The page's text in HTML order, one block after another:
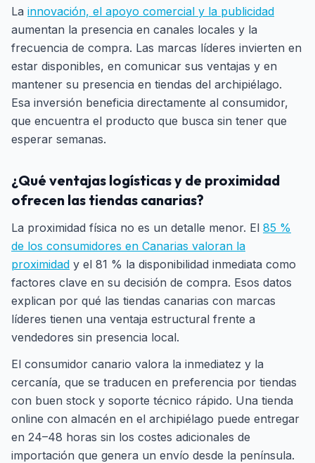
La innovación, el apoyo comercial y la publicidad
aumentan la presencia en canales locales y la
frecuencia de compra. Las marcas líderes invierten en
estar disponibles, en comunicar sus ventajas y en
mantener su presencia en tiendas del archipiélago.
Esa inversión beneficia directamente al consumidor,
que encuentra el producto que busca sin tener que
esperar semanas.
¿Qué ventajas logísticas y de proximidad
ofrecen las tiendas canarias?
La proximidad física no es un detalle menor. El 85 %
de los consumidores en Canarias valoran la
proximidad y el 81 % la disponibilidad inmediata como
factores clave en su decisión de compra. Esos datos
explican por qué las tiendas canarias con marcas
líderes tienen una ventaja estructural frente a
vendedores sin presencia local.
El consumidor canario valora la inmediatez y la
cercanía, que se traducen en preferencia por tiendas
con buen stock y soporte técnico rápido. Una tienda
online con almacén en el archipiélago puede entregar
en 24–48 horas sin los costes adicionales de
importación que genera un envío desde la península.